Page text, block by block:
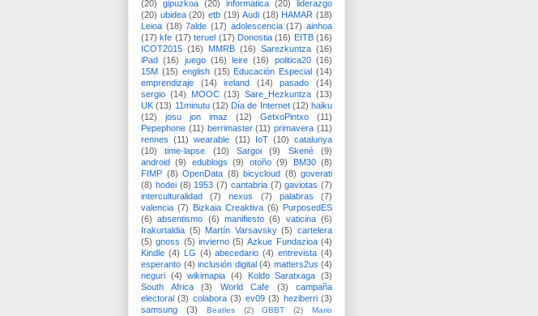
(20)
gipuzkoa (20) informática (20)
liderazgo
(20) ubidea (20) etb (19) Audi (18) HAMAR (18)
Leioa (18) 7alde (17) adolescencia (17) ainhoa
(17) kfe (17) teruel (17) Donostia (16) EITB (16)
ICOT2015 (16) MMRB (16) Sarezkuntza (16)
iPad (16) juego (16) leire (16) politica20 (16)
15M (15) english (15) Educación Especial (14)
emprendizaje
(14) ireland (14) pasado
(14)
sergio (14) MOOC (13) Sare_Hezkuntza (13)
UK (13) 11minutu (12) Día de Internet (12) haiku
(12)
josu jon imaz (12) GetxoPintxo
(11)
Pepephone (11) berrimaster (11) primavera (11)
rennes (11) wearable (11) IoT (10) catalunya
(10)
time-lapse (10) Sargoi (9) Skené
(9)
android (9) edublogs (9) otoño (9) BM30 (8)
FIMP (8) OpenData (8) bicycloud (8) goverati
(8) hodei (8) 1953 (7) cantabria (7) gaviotas (7)
interculturalidad
(7) nexus (7) palabras
(7)
valencia (7) Bizkaia Creaktiva (6) PurposedES
(6)
absentismo (6) manifiesto (6) vaticina (6)
Irakurtaldia (5) Martín Varsavsky (5) cartelera
(5) gnoss (5) invierno (5) Azkue Fundazioa (4)
Kindle (4) LG (4) abecedario (4) entrevista (4)
esperanto (4) inclusión digital (4) matters2us (4)
neguri (4) wikimapia (4) Koldo Saratxaga (3)
South Africa
(3) World Cafe (3)
campaña
electoral (3) colabora (3) ev09 (3) heziberri (3)
samsung
(3) Beatles (2) GBBT (2)
Mario